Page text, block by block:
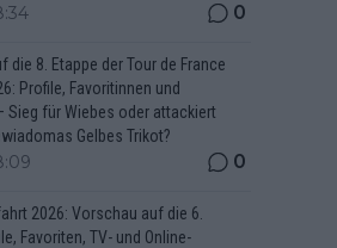
0
die 8. Etappe der Tour de France
Profile, Favoritinnen und
Sieg für Wiebes oder attackiert
Gelbes Trikot?
0
2026: Vorschau auf die 6.
Favoriten, TV- und Online-